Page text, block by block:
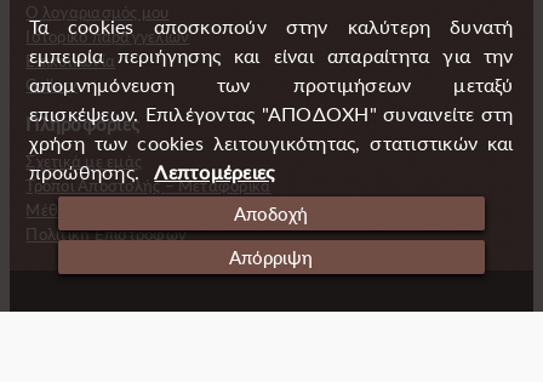
Ο λογαριασμός μου
Ιστορικό παραγγελιών
Επικοινωνία
Gallery
Πληροφορίες
Σχετικά με εμάς
Τρόποι Αποστολής – Μεταφορικά
Μέθοδοι πληρωμής
Πολιτική Επιστροφών
Copyright (c) 2024 2 Handmade Aprons
Τα cookies αποσκοπούν στην καλύτερη δυνατή
εμπειρία περιήγησης και είναι απαραίτητα για την
απομνημόνευση των προτιμήσεων μεταξύ
επισκέψεων. Επιλέγοντας "ΑΠΟΔΟΧΗ" συναινείτε στη
χρήση των cookies λειτουγικότητας, στατιστικών και
προώθησης.
Λεπτομέρειες
Αποδοχή
Απόρριψη